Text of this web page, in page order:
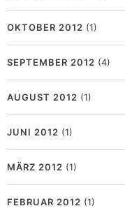
OKTOBER 2012 (1)
SEPTEMBER 2012 (4)
AUGUST 2012 (1)
JUNI 2012 (1)
MÄRZ 2012 (1)
FEBRUAR 2012 (1)